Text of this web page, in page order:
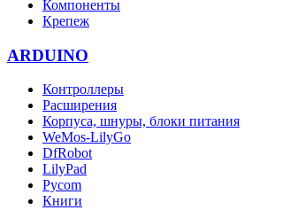
Компоненты
Крепеж
ARDUINO
Контроллеры
Расширения
Корпуса, шнуры, блоки питания
WeMos-LilyGo
DfRobot
LilyPad
Pycom
Книги